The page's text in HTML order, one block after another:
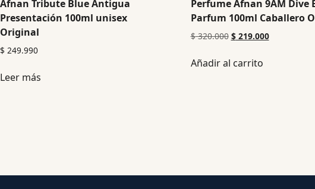
Afnan Tribute Blue Antigua
Presentación 100ml unisex
Original
$ 249.990
Leer más
Perfume Afnan 9AM Dive
Parfum 100ml Caballero
$320.000 $219.000
Añadir al carrito